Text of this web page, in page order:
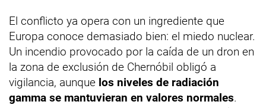
El conflicto ya opera con un ingrediente que
Europa conoce demasiado bien: el miedo nuclear.
Un incendio provocado por la caída de un dron en
la zona de exclusión de Chernóbil obligó a
vigilancia, aunque los niveles de radiación
gamma se mantuvieran en valores normales.